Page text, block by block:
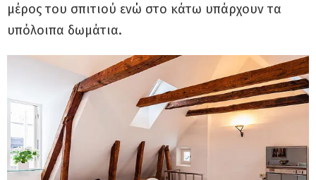
μέρος του σπιτιού ενώ στο κάτω υπάρχουν τα
υπόλοιπα δωμάτια.